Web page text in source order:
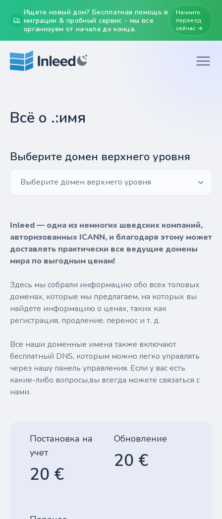
Ищете новый дом? Бесплатная помощь в
миграции & пробный сервис - мы все
организуем от начала до конца.
Начните
переезд
сейчас →
Всё о .:имя
Выберите домен верхнего уровня
Выберите домен верхнего уровня
Inleed — одна из немногих шведских компаний,
авторизованных ICANN, и благодаря этому может
доставлять практически все ведущие домены
мира по выгодным ценам!
Здесь мы собрали информацию обо всех топовых
доменах, которые мы предлагаем, на которых вы
найдете информацию о ценах, таких как
регистрация, продление, перенос и т. д.
Все наши доменные имена также включают
бесплатный DNS, которым можно легко управлять
через нашу панель управления. Если у вас есть
какие-либо вопросы,вы всегда можете связаться с
нами.
Постановка на
учет
20 €
Обновление
20 €